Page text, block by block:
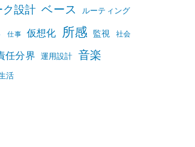
設計 ベース ルーティング
仕事 仮想化 所感 監視 社会
任分界 運用設計 音楽
活